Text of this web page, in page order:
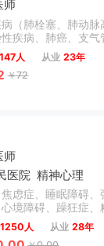
师
（肺栓塞、肺动
疾病、肺癌、支气
。
147人 从业 23年
￥72
师
医院 精神心理
虑症、睡眠障碍、
境障碍、躁狂症、
应激障碍、神经官
精神障碍及情绪障
1250人 从业 28年